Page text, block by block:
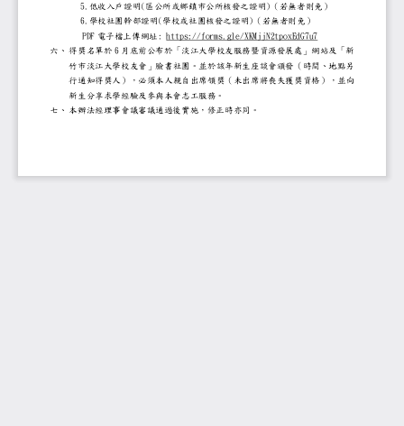
5.低收入戶證明
(區公所或鄉鎮市公所核發之證明
) （若無者則免）
6. 學校社團幹部證明
(學校或社團核發之證明
) （若無者則免）
PDF電子檔上傳網址
:
https://forms.gle/
六、得獎名單於
6 月底前公布於「淡江大學校友服務暨資源發
竹市淡江大學校友會」臉書社團。並於該年新生座
行通知得獎人），必須本人親自出席領獎
（ 未出席將喪失獲獎資格
）
，並向
新生分享求學經驗及參與本會志工服務。
七、本辦法經理事會議審議通過後實施，修正時亦同。